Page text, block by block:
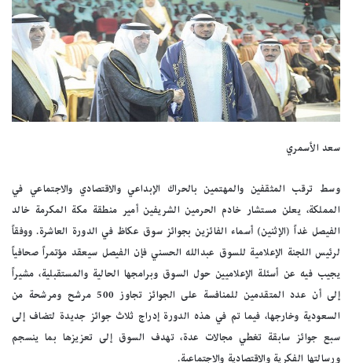
سعد الأسمري
وسط ترقب المثقفين والمهتمين بالحراك الإبداعي والاقتصادي والاجتماعي في
المملكة، يعلن مستشار خادم الحرمين الشريفين أمير منطقة مكة المكرمة خالد
الفيصل غداً (الإثنين) أسماء الفائزين بجوائز سوق عكاظ في الدورة العاشرة. ووفقاً
لرئيس اللجنة الإعلامية للسوق عبدالله الحسني فإن الفيصل سيعقد مؤتمراً صحافياً
يجيب فيه عن أسئلة الإعلاميين حول السوق وبرامجها الحالية والمستقبلية، مشيراً
إلى أن عدد المتقدمين للمنافسة على الجوائز تجاوز 500 مرشح ومرشحة من
السعودية وخارجها، فيما تم في هذه الدورة إدراج ثلاث جوائز جديدة لتضاف إلى
سبع جوائز سابقة تغطي مجالات عدة، تهدف السوق إلى تعزيزها بما ينسجم
ورسالتها الفكرية والاقتصادية والاجتماعية.